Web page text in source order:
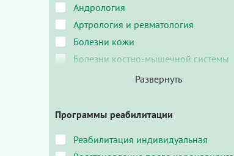
Андрология
Артрология и ревматология
Болезни кожи
Болезни костно-мышечной системы
Программы реабилитации
Реабилитация индивидуальная